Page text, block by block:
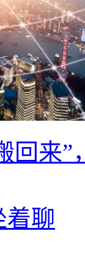
回来
着聊